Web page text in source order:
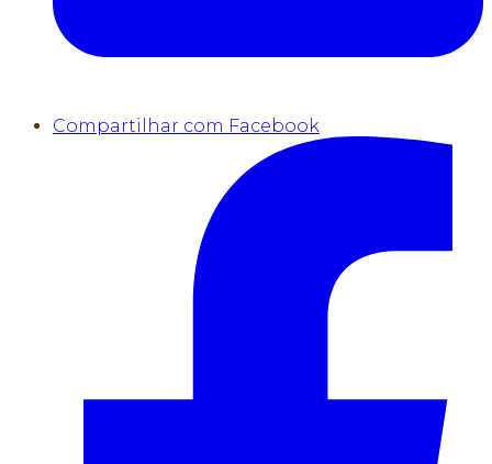
Compartilhar com Facebook